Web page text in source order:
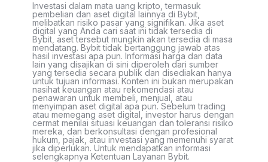
Investasi dalam mata uang kripto, termasuk
pembelian dan aset digital lainnya di Bybit,
melibatkan risiko pasar yang signifikan. Jika aset
digital yang Anda cari saat ini tidak tersedia di
Bybit, aset tersebut mungkin akan tersedia di masa
mendatang. Bybit tidak bertanggung jawab atas
hasil investasi apa pun. Informasi harga dan data
lain yang disajikan di sini diperoleh dari sumber
yang tersedia secara publik dan disediakan hanya
untuk tujuan informasi. Konten ini bukan merupakan
nasihat keuangan atau rekomendasi atau
penawaran untuk membeli, menjual, atau
menyimpan aset digital apa pun. Sebelum trading
atau memegang aset digital, investor harus dengan
cermat menilai situasi keuangan dan toleransi risiko
mereka, dan berkonsultasi dengan profesional
hukum, pajak, atau investasi yang memenuhi syarat
jika diperlukan. Untuk mendapatkan informasi
selengkapnya Ketentuan Layanan Bybit.